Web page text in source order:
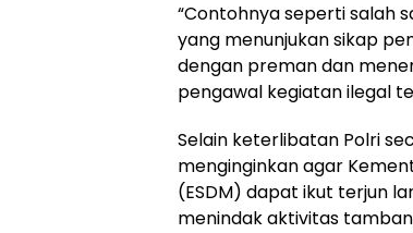
“Contohnya seperti salah
yang menunjukan sikap
dengan preman dan
pengawal kegiatan ilegal
Selain keterlibatan Polri
menginginkan agar
(ESDM) dapat ikut terjun
menindak aktivitas